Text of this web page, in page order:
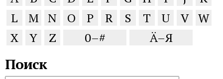
L
M N O P R S T U V W
X
Y Z 0–# Ä–Я
Поиск